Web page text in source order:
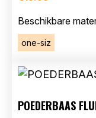
Beschikbare
one-siz
POEDERBAAS